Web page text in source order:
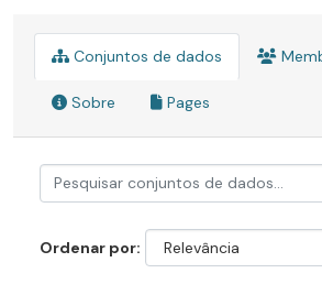
Conjuntos de dados
Sobre Pages
Ordenar por